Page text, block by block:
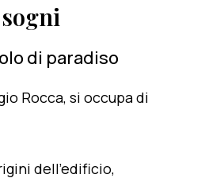
di paradiso
Rocca, si occupa di
dell'edificio,